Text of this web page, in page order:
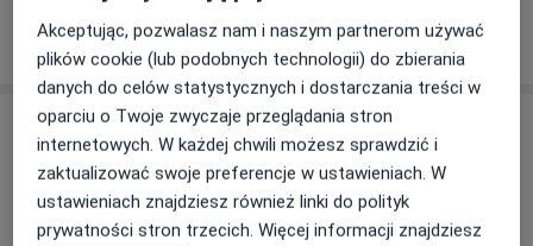
2 opinie
Adres
Powiększ mapę
Akceptując, pozwalasz nam i naszym partnerom używać
plików cookie (lub podobnych technologii) do zbierania
danych do celów statystycznych i dostarczania treści w
oparciu o Twoje zwyczaje przeglądania stron
internetowych. W każdej chwili możesz sprawdzić i
zaktualizować swoje preferencje w ustawieniach. W
ustawieniach znajdziesz również linki do polityk
prywatności stron trzecich. Więcej informacji znajdziesz